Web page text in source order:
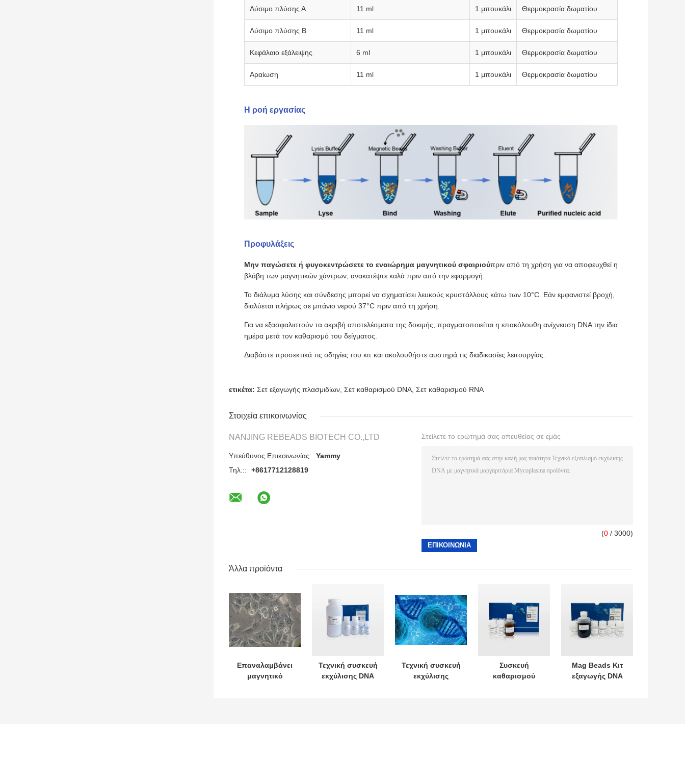
Λύσιμο πλύσης Α 11 ml 1 μπουκάλι Θερμοκρασία δωματίου
Λύσιμο πλύσης Β 11 ml 1 μπουκάλι Θερμοκρασία δωματίου
Κεφάλαιο εξάλειψης 6 ml 1 μπουκάλι Θερμοκρασία δωματίου
Αραίωση 11 ml 1 μπουκάλι Θερμοκρασία δωματίου
Η ροή εργασίας
Προφυλάξεις
Μην παγώσετε ή φυγοκεντρώσετε το εναιώρημα μαγνητικού σφαιριούπριν από τη χρήση για να αποφευχθεί η
βλάβη των μαγνητικών χάντρων, ανακατέψτε καλά πριν από την εφαρμογή.
Το διάλυμα λύσης και σύνδεσης μπορεί να σχηματίσει λευκούς κρυστάλλους κάτω των 10°C. Εάν εμφανιστεί βροχή,
διαλύεται πλήρως σε μπάνιο νερού 37°C πριν από τη χρήση.
Για να εξασφαλιστούν τα ακριβή αποτελέσματα της δοκιμής, πραγματοποιείται η επακόλουθη ανίχνευση DNA την ίδια
ημέρα μετά τον καθαρισμό του δείγματος.
Διαβάστε προσεκτικά τις οδηγίες του κιτ και ακολουθήστε αυστηρά τις διαδικασίες λειτουργίας.
ετικέτα: Σετ εξαγωγής πλασμιδίων Σετ καθαρισμού DNA Σετ καθαρισμού RNA
Στοιχεία επικοινωνίας
NANJING REBEADS BIOTECH CO.,LTD
Υπεύθυνος Επικοινωνίας:
Yammy
Τηλ.::
+8617712128819
Στείλετε το ερώτημά σας απευθείας σε εμάς
(0 / 3000)
Άλλα προϊόντα
Επαναλαμβάνει
μαγνητικό
Τεχνική συσκευή
εκχύλισης DNA
Τεχνική συσκευή
εκχύλισης
Συσκευή
καθαρισμού
Mag Beads Κιτ
εξαγωγής DNA